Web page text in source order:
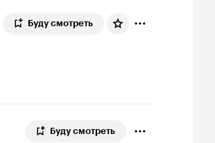
Буду смотреть
Буду смотреть